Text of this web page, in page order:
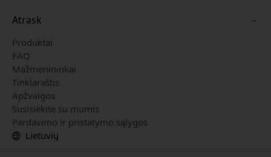
Atrask
Produktai
FAQ
Mažmenininkai
Tinklaraštis
Apžvalgos
Susisiekite su mumis
Pardavimo ir pristatymo sąlygos
Lietuvių